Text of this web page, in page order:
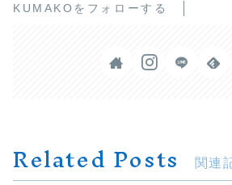
KUMAKOをフォローする
Related Posts 関連